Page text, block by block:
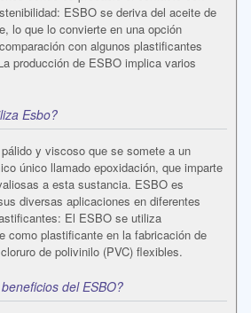
ESBO se deriva del aceite de
lo que lo convierte en una opción
con algunos plastificantes
producción de ESBO implica varios
Esbo?
y viscoso que se somete a un
único llamado epoxidación, que imparte
a esta sustancia. ESBO es
diversas aplicaciones en diferentes
El ESBO se utiliza
como plastificante en la fabricación de
de polivinilo (PVC) flexibles.
del ESBO?